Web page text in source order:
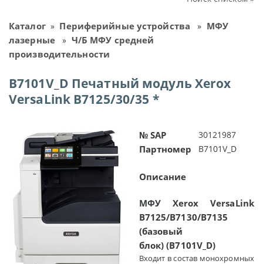
Каталог» Периферийные устройства » МФУ
лазерные» Ч/Б МФУ средней
производительности
B7101V_D Печатный модуль Xerox
VersaLink B7125/30/35 *
№ SAP 30121987
Партномер B7101V_D
Описание
МФУ Xerox VersaLink
B7125/B7130/B7135
(базовый
блок) (B7101V_D)
Входит в состав монохромных